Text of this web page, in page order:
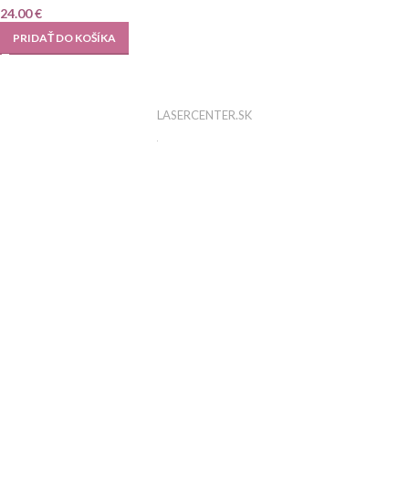
24.00€
PRIDAŤ DO KOŠÍKA
LASERCENTER.SK
Sledujte nás na